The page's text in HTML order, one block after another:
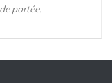
portée.